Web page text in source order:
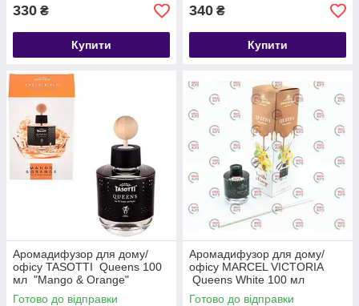
330 ₴
Купити
340 ₴
Купити
Аромадифузор для дому/
офісу TASOTTI Queens 100
мл "Mango & Orange"
Готово до відправки
Аромадифузор для дому/
офісу MARCEL VICTORIA
Queens White 100 мл
"Vanilla & Orange"
Готово до відправки